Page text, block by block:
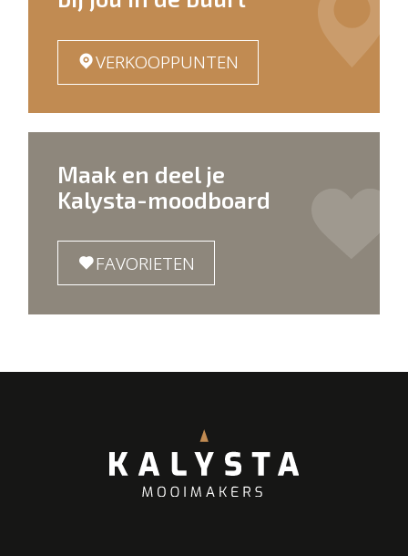
VERKOOPPUNTEN
Maak en deel je
Kalysta-moodboard
FAVORIETEN